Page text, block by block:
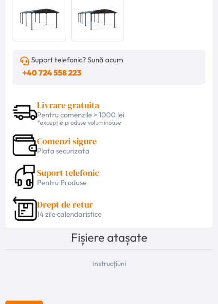
Suport telefonic? Sună acum
+40 724 558 223
Livrare gratuita
Pentru comenzile > 1000 lei
*excepție produse voluminoase
Comenzi sigure
Plata securizata
Suport telefonic
Pentru Produse
Drept de retur
14 zile calendaristice
Fișiere atașate
Instrucțiuni